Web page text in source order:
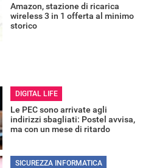
Amazon, stazione di ricarica
wireless 3 in 1 offerta al minimo
storico
DIGITAL LIFE
Le PEC sono arrivate agli
indirizzi sbagliati: Postel avvisa,
ma con un mese di ritardo
SICUREZZA INFORMATICA